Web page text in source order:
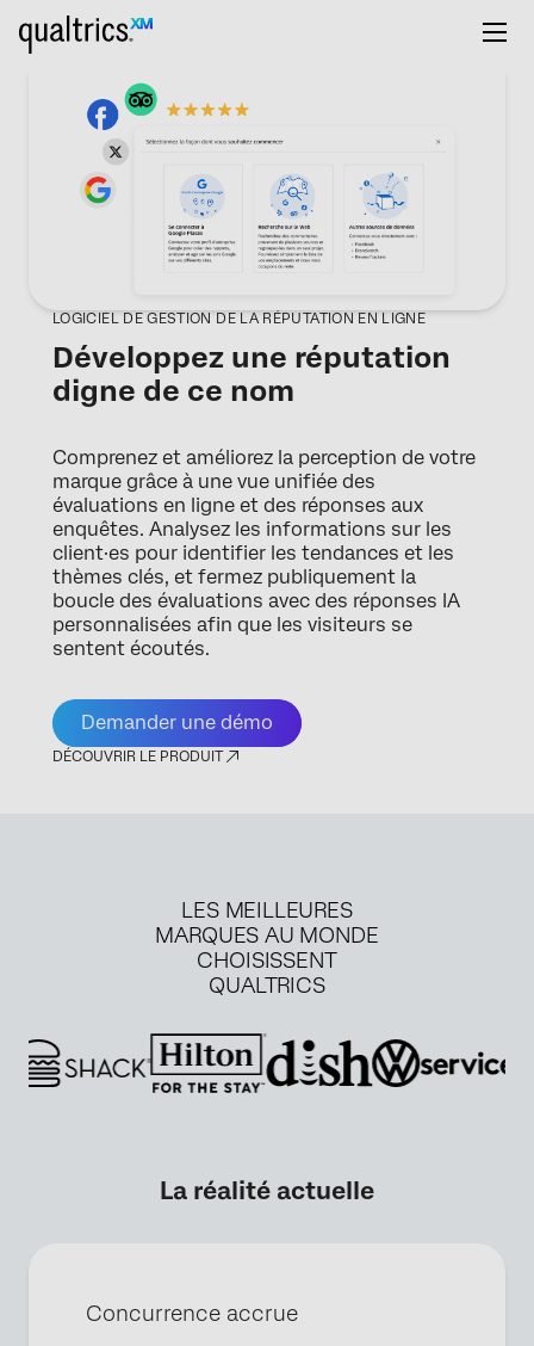
LOGICIEL DE GESTION DE LA RÉPUTATION EN LIGNE
Développez une réputation
digne de ce nom
Comprenez et améliorez la perception de votre
marque grâce à une vue unifiée des
évaluations en ligne et des réponses aux
enquêtes. Analysez les informations sur les
client·es pour identifier les tendances et les
thèmes clés, et fermez publiquement la
boucle des évaluations avec des réponses IA
personnalisées afin que les visiteurs se
sentent écoutés.
Demander une démo
DÉCOUVRIR LE PRODUIT
LES MEILLEURES
MARQUES AU MONDE
CHOISISSENT
QUALTRICS
La réalité actuelle
Concurrence accrue